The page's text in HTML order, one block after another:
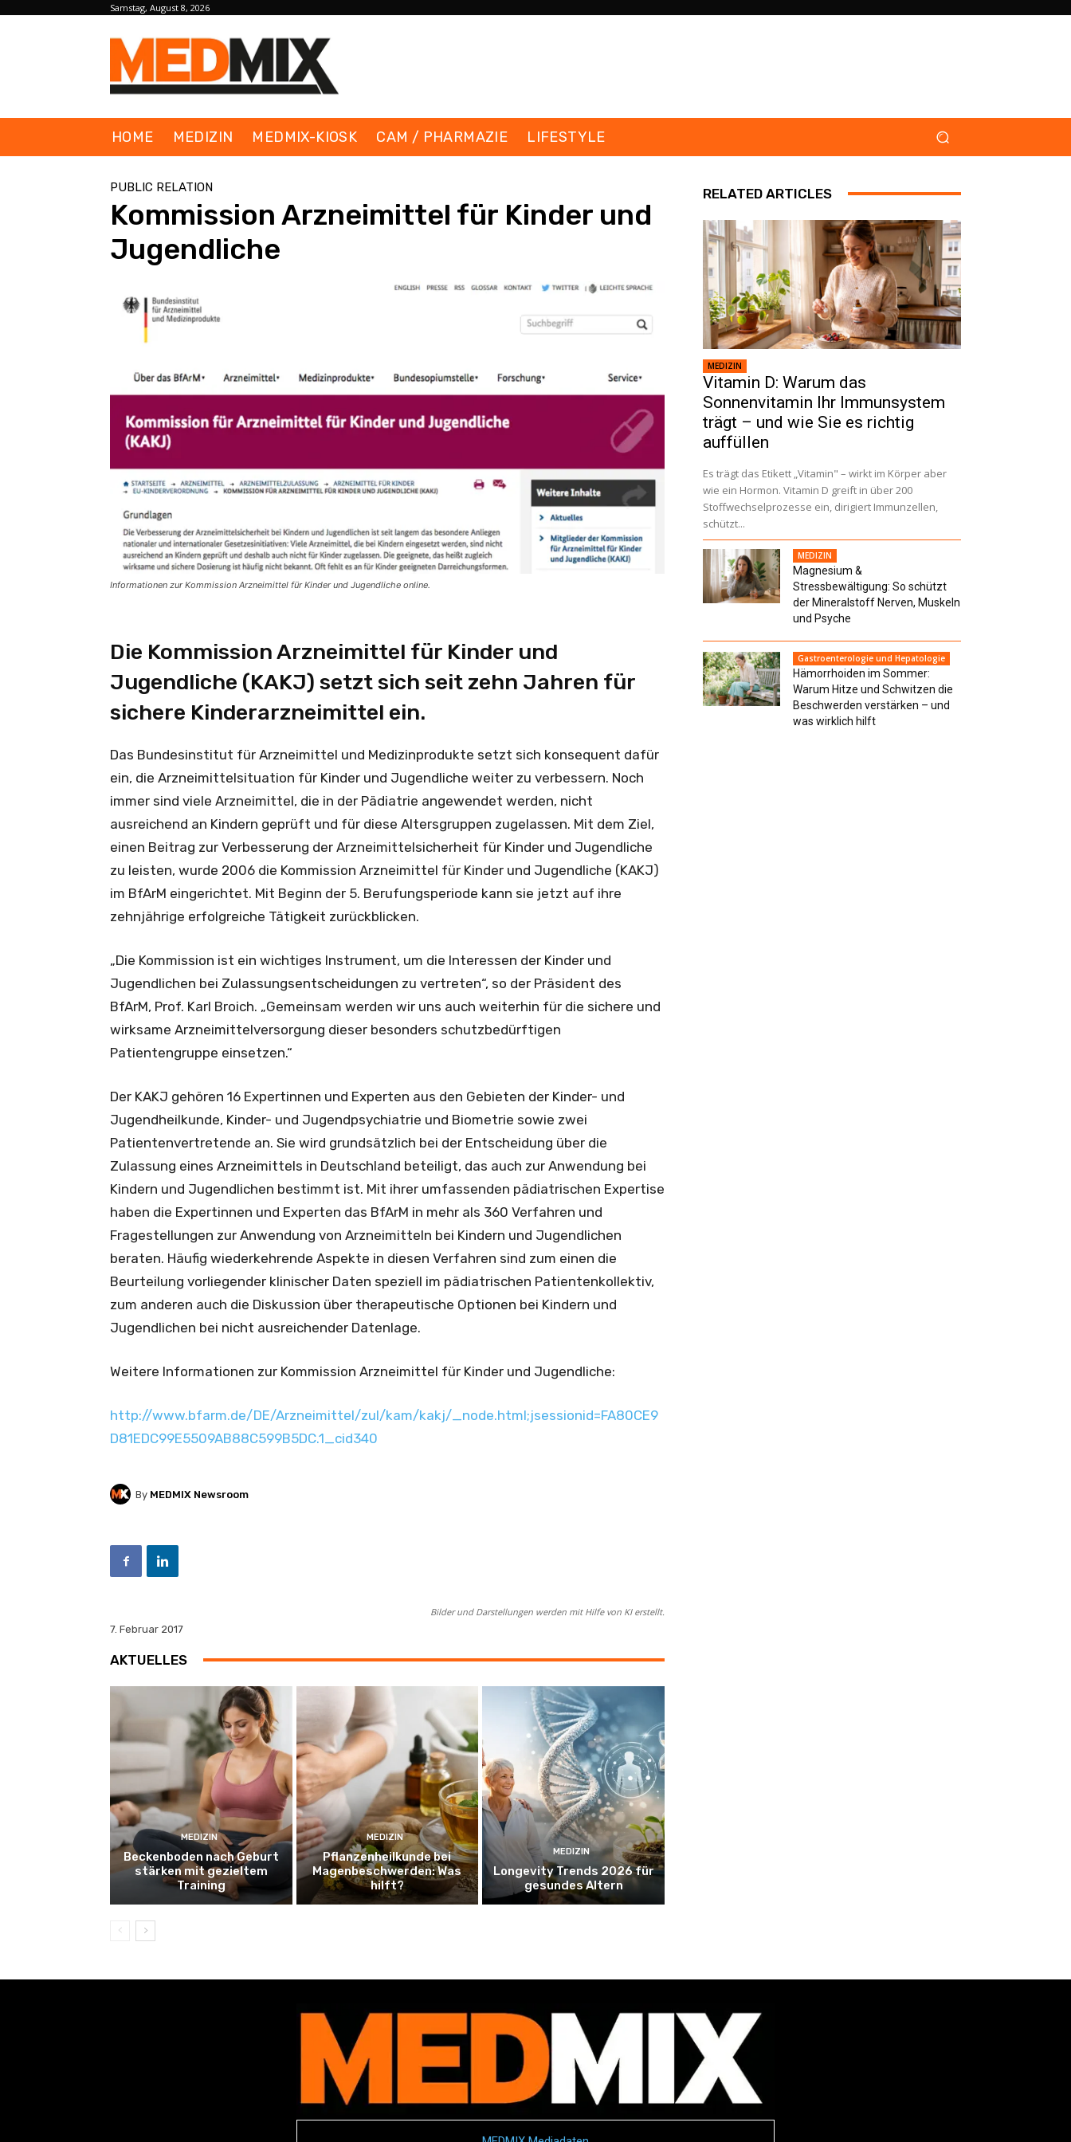
Samstag, August 8, 2026
HOME MEDIZIN MEDMIX-KIOSK CAM / PHARMAZIE LIFESTYLE
PUBLIC RELATION
Kommission Arzneimittel für Kinder und
Jugendliche
Informationen zur Kommission Arzneimittel für Kinder und Jugendliche online.
Die Kommission Arzneimittel für Kinder und
Jugendliche (KAKJ) setzt sich seit zehn Jahren für
sichere Kinderarzneimittel ein.
Das Bundesinstitut für Arzneimittel und Medizinprodukte setzt sich konsequent dafür
ein, die Arzneimittelsituation für Kinder und Jugendliche weiter zu verbessern. Noch
immer sind viele Arzneimittel, die in der Pädiatrie angewendet werden, nicht
ausreichend an Kindern geprüft und für diese Altersgruppen zugelassen. Mit dem Ziel,
einen Beitrag zur Verbesserung der Arzneimittelsicherheit für Kinder und Jugendliche
zu leisten, wurde 2006 die Kommission Arzneimittel für Kinder und Jugendliche (KAKJ)
im BfArM eingerichtet. Mit Beginn der 5. Berufungsperiode kann sie jetzt auf ihre
zehnjährige erfolgreiche Tätigkeit zurückblicken.
„Die Kommission ist ein wichtiges Instrument, um die Interessen der Kinder und
Jugendlichen bei Zulassungsentscheidungen zu vertreten“, so der Präsident des
BfArM, Prof. Karl Broich. „Gemeinsam werden wir uns auch weiterhin für die sichere und
wirksame Arzneimittelversorgung dieser besonders schutzbedürftigen
Patientengruppe einsetzen.“
Der KAKJ gehören 16 Expertinnen und Experten aus den Gebieten der Kinder- und
Jugendheilkunde, Kinder- und Jugendpsychiatrie und Biometrie sowie zwei
Patientenvertretende an. Sie wird grundsätzlich bei der Entscheidung über die
Zulassung eines Arzneimittels in Deutschland beteiligt, das auch zur Anwendung bei
Kindern und Jugendlichen bestimmt ist. Mit ihrer umfassenden pädiatrischen Expertise
haben die Expertinnen und Experten das BfArM in mehr als 360 Verfahren und
Fragestellungen zur Anwendung von Arzneimitteln bei Kindern und Jugendlichen
beraten. Häufig wiederkehrende Aspekte in diesen Verfahren sind zum einen die
Beurteilung vorliegender klinischer Daten speziell im pädiatrischen Patientenkollektiv,
zum anderen auch die Diskussion über therapeutische Optionen bei Kindern und
Jugendlichen bei nicht ausreichender Datenlage.
Weitere Informationen zur Kommission Arzneimittel für Kinder und Jugendliche:
http://www.bfarm.de/DE/Arzneimittel/zul/kam/kakj/_node.html;jsessionid=FA80CE9
D81EDC99E5509AB88C599B5DC.1_cid340
By MEDMIX Newsroom
Bilder und Darstellungen werden mit Hilfe von KI erstellt.
7. Februar 2017
AKTUELLES
MEDIZIN
Beckenboden nach Geburt
stärken mit gezieltem
Training
MEDIZIN
Pflanzenheilkunde bei
Magenbeschwerden: Was
hilft?
MEDIZIN
Longevity Trends 2026 für
gesundes Altern
RELATED ARTICLES
MEDIZIN
Vitamin D: Warum das
Sonnenvitamin Ihr Immunsystem
trägt – und wie Sie es richtig
auffüllen
Es trägt das Etikett „Vitamin" – wirkt im Körper aber
wie ein Hormon. Vitamin D greift in über 200
Stoffwechselprozesse ein, dirigiert Immunzellen,
schützt...
MEDIZIN
Magnesium &
Stressbewältigung: So schützt
der Mineralstoff Nerven, Muskeln
und Psyche
Gastroenterologie und Hepatologie
Hämorrhoiden im Sommer:
Warum Hitze und Schwitzen die
Beschwerden verstärken – und
was wirklich hilft